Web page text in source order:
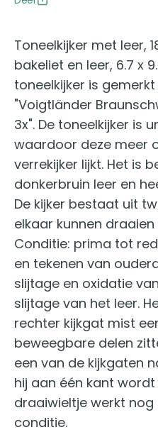
Toneelkijker met leer,
bakeliet en leer, 6.7 x
toneelkijker is
"Voigtländer
3x". De toneelkijker is
waardoor deze meer
verrekijker lijkt. Het is
donkerbruin leer en
De kijker bestaat uit
elkaar kunnen
Conditie: prima tot
en tekenen van
slijtage en oxidatie
slijtage van het leer.
rechter kijkgat mist
beweegbare delen
een van de kijkgaten
hij aan één kant
draaiwieltje werkt
conditie.